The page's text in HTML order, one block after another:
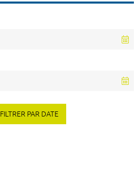
FILTRER PAR DATE